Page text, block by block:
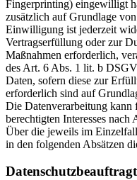
Fingerprinting) eingewilligt
zusätzlich auf Grundlage
Einwilligung ist jederzeit
Vertragserfüllung oder zur
Maßnahmen erforderlich,
des Art. 6 Abs. 1 lit. b
Daten, sofern diese zur
erforderlich sind auf
Die Datenverarbeitung kann
berechtigten Interesses
Über die jeweils im
in den folgenden Absätzen